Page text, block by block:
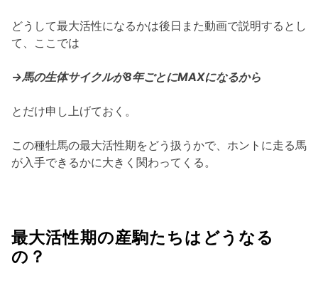
どうして最大活性になるかは後日また動画で説明するとし
て、ここでは
→馬の生体サイクルが8年ごとにMAXになるから
とだけ申し上げておく。
この種牡馬の最大活性期をどう扱うかで、ホントに走る馬
が入手できるかに大きく関わってくる。
最大活性期の産駒たちはどうなる
の？